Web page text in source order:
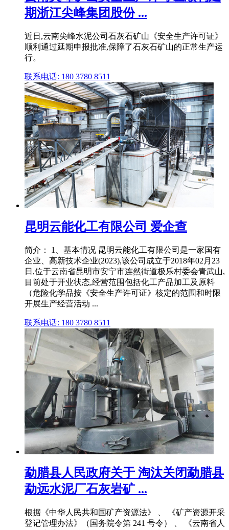
期浙江尖峰集团股份 ...
近日,云南尖峰水泥公司石灰石矿山《安全生产许可证》
顺利通过延期申报批准,保障了石灰石矿山的正常生产运
行。
联系电话: 180 3780 8511
昆明云能化工有限公司 爱企查
简介： 1、基本情况 昆明云能化工有限公司是一家国有
企业、高新技术企业(2023),该公司成立于2018年02月23
日,位于云南省昆明市安宁市连然街道极乐村委会青武山,
目前处于开业状态,经营范围包括化工产品加工及原料
（危险化学品按《安全生产许可证》核定的范围和时限
开展生产经营活动 ...
联系电话: 180 3780 8511
勐腊县人民政府关于 淘汰关闭勐腊县
勐远水泥厂石灰岩矿 ...
根据《中华人民共和国矿产资源法》 、 《矿产资源开采
登记管理办法》（国务院令第 241 号令） 、 《云南省人